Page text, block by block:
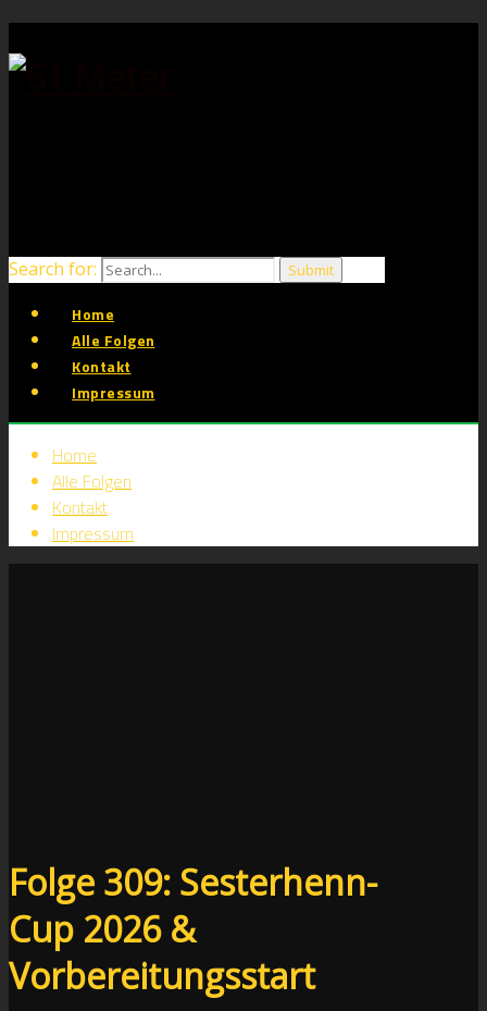
Search for:
Home
Alle Folgen
Kontakt
Impressum
Home
Alle Folgen
Kontakt
Impressum
Folge 309: Sesterhenn-
Cup 2026 &
Vorbereitungsstart